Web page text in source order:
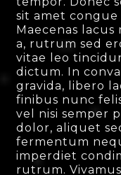
sit amet
Maecenas lacus
a, rutrum sed
vitae leo
dictum. In
gravida, libero
finibus nunc
vel nisi semper
dolor, aliquet
fermentum
imperdiet
rutrum.